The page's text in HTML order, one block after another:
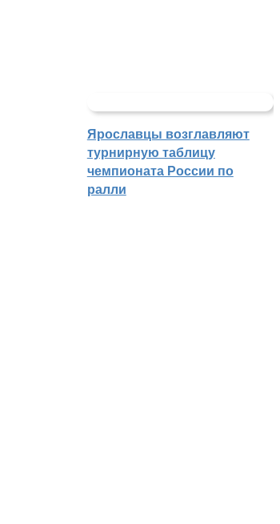
Ярославцы возглавляют
турнирную таблицу
чемпионата России по
ралли